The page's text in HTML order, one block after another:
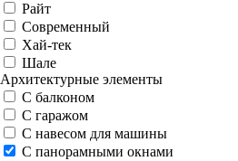
Райт
Современный
Хай-тек
Шале
Архитектурные элементы
С балконом
С гаражом
С навесом для машины
С панорамными окнами